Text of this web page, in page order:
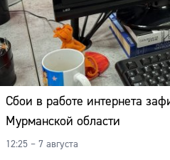
Сбои в работе интернета
Мурманской области
12:25 – 7 августа